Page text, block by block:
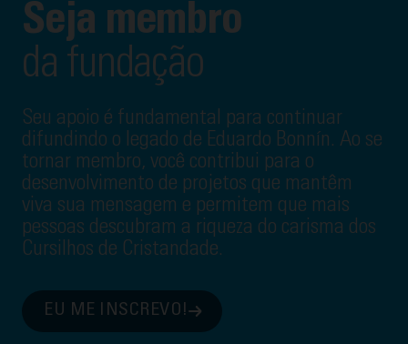
Seja membro
da fundação
Seu apoio é fundamental para continuar
difundindo o legado de Eduardo Bonnín. Ao se
tornar membro, você contribui para o
desenvolvimento de projetos que mantêm
viva sua mensagem e permitem que mais
pessoas descubram a riqueza do carisma dos
Cursilhos de Cristandade.
EU ME INSCREVO!